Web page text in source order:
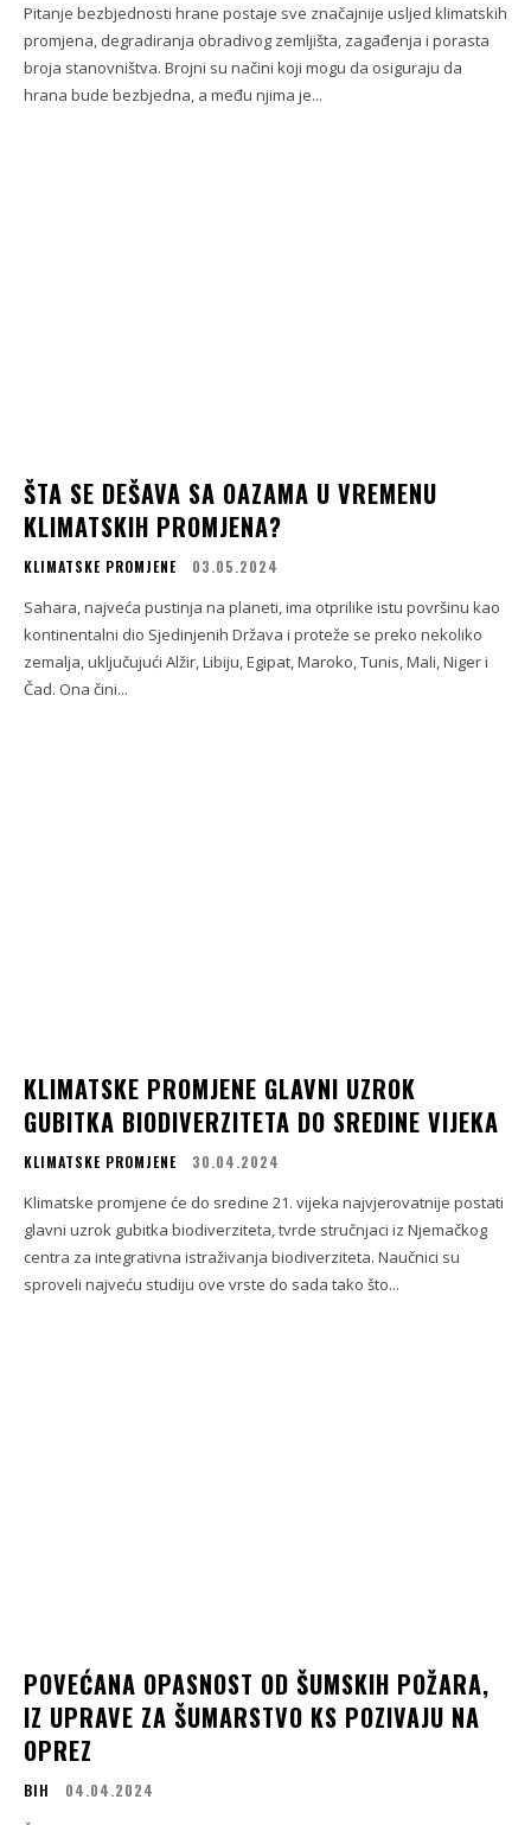
Pitanje bezbjednosti hrane postaje sve značajnije usljed klimatskih
promjena, degradiranja obradivog zemljišta, zagađenja i porasta
broja stanovništva. Brojni su načini koji mogu da osiguraju da
hrana bude bezbjedna, a među njima je...
ŠTA SE DEŠAVA SA OAZAMA U VREMENU
KLIMATSKIH PROMJENA?
KLIMATSKE PROMJENE 03.05.2024
Sahara, najveća pustinja na planeti, ima otprilike istu površinu kao
kontinentalni dio Sjedinjenih Država i proteže se preko nekoliko
zemalja, uključujući Alžir, Libiju, Egipat, Maroko, Tunis, Mali, Niger i
Čad. Ona čini...
KLIMATSKE PROMJENE GLAVNI UZROK
GUBITKA BIODIVERZITETA DO SREDINE VIJEKA
KLIMATSKE PROMJENE 30.04.2024
Klimatske promjene će do sredine 21. vijeka najvjerovatnije postati
glavni uzrok gubitka biodiverziteta, tvrde stručnjaci iz Njemačkog
centra za integrativna istraživanja biodiverziteta. Naučnici su
sproveli najveću studiju ove vrste do sada tako što...
POVEĆANA OPASNOST OD ŠUMSKIH POŽARA,
IZ UPRAVE ZA ŠUMARSTVO KS POZIVAJU NA
OPREZ
BIH 04.04.2024